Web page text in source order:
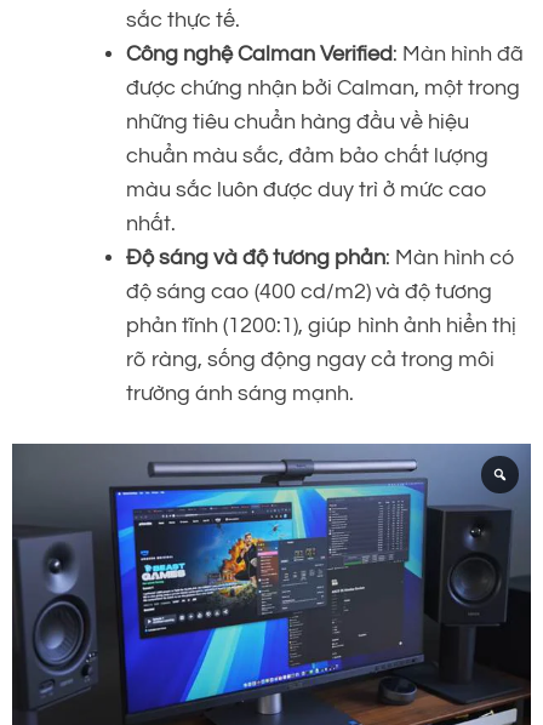
sắc thực tế.
Công nghệ Calman Verified: Màn hình đã
được chứng nhận bởi Calman, một trong
những tiêu chuẩn hàng đầu về hiệu
chuẩn màu sắc, đảm bảo chất lượng
màu sắc luôn được duy trì ở mức cao
nhất.
Độ sáng và độ tương phản: Màn hình có
độ sáng cao (400 cd/m2) và độ tương
phản tĩnh (1200:1), giúp hình ảnh hiển thị
rõ ràng, sống động ngay cả trong môi
trường ánh sáng mạnh.